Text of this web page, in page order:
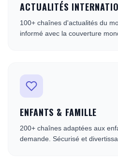
ACTUALITÉS
100+ chaînes d'actualités du
informé avec la couverture
ENFANTS & FAMILLE
200+ chaînes adaptées aux
demande. Sécurisé et